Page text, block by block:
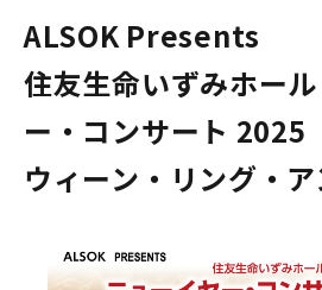
ALSOK Presents
住友生命いずみホー
ー・コンサート 2025
ウィーン・リング・